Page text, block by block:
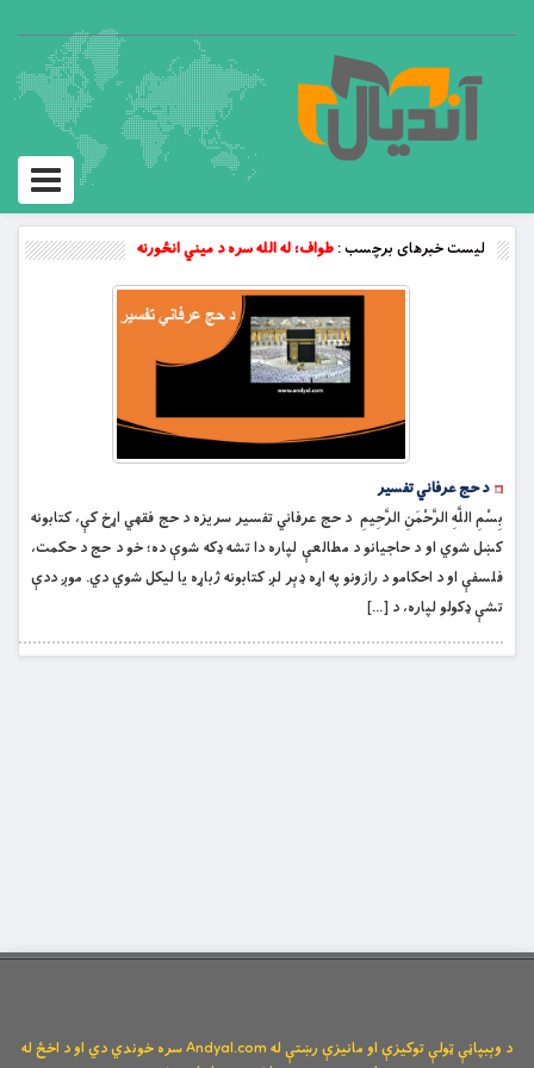
Toggle
لیست خبرهای برچسب :طواف؛ له الله سره د میني انځورنه
د حج عرفاني تفسیر
بِسْمِ اللَّهِ الرَّحْمَنِ الرَّحِيمِ د حج عرفاني تفسیر سریزه د حج فقهي اړخ کې، کتابونه
کښل شوي او د حاجیانو د مطالعې لپاره دا تشه ډکه شوې ده؛ خو د حج د حکمت،
فلسفې او د احکامو د رازونو په اړه ډېر لږ کتابونه ژباړه یا لیکل شوي دي. موږ ددې
تشې ډکولو لپاره، د […]
د وېبپاڼې ټولې توکیزې او مانیزې رښتې له Andyal.com سره خوندي دي او د اخځ له